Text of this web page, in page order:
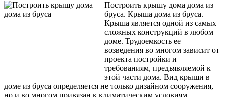
Построить крышу дома дома из
бруса. Крыша дома из бруса.
Крыша является одной из самых
сложных конструкций в любом
доме. Трудоемкость ее
возведения во многом зависит от
проекта постройки и
требованиям, предъявляемой к
этой части дома. Вид крыши в
доме из бруса определяется не только дизайном сооружения,
но и во многом привязан к климатическим условиям,